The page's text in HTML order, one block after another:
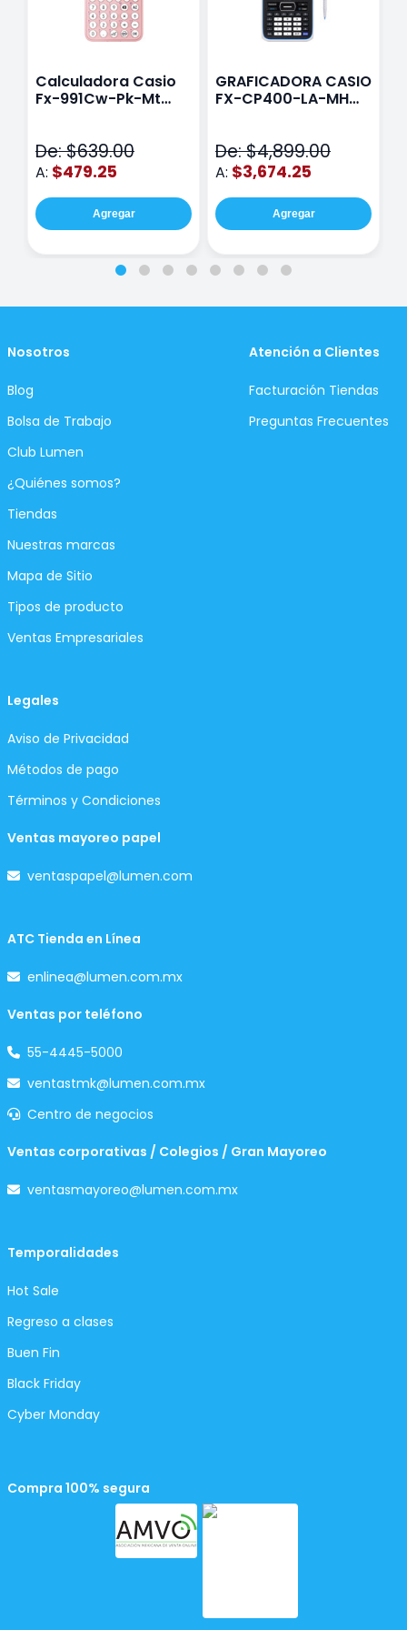
Calculadora Casio
Fx-991Cw-Pk-Mt
De: $639.00
A: $479.25
Agregar
GRAFICADORA CASIO
FX-CP400-LA-MH
De: $4,899.00
A: $3,674.25
Agregar
Nosotros
Blog
Bolsa de Trabajo
Club Lumen
¿Quiénes somos?
Tiendas
Nuestras marcas
Mapa de Sitio
Tipos de producto
Ventas Empresariales
Atención a Clientes
Facturación Tiendas
Preguntas Frecuentes
Legales
Aviso de Privacidad
Métodos de pago
Términos y Condiciones
Ventas mayoreo papel
ventaspapel@lumen.com
ATC Tienda en Línea
enlinea@lumen.com.mx
Ventas por teléfono
55-4445-5000
ventastmk@lumen.com.mx
Centro de negocios
Ventas corporativas / Colegios / Gran Mayoreo
ventasmayoreo@lumen.com.mx
Temporalidades
Hot Sale
Regreso a clases
Buen Fin
Black Friday
Cyber Monday
Compra 100% segura